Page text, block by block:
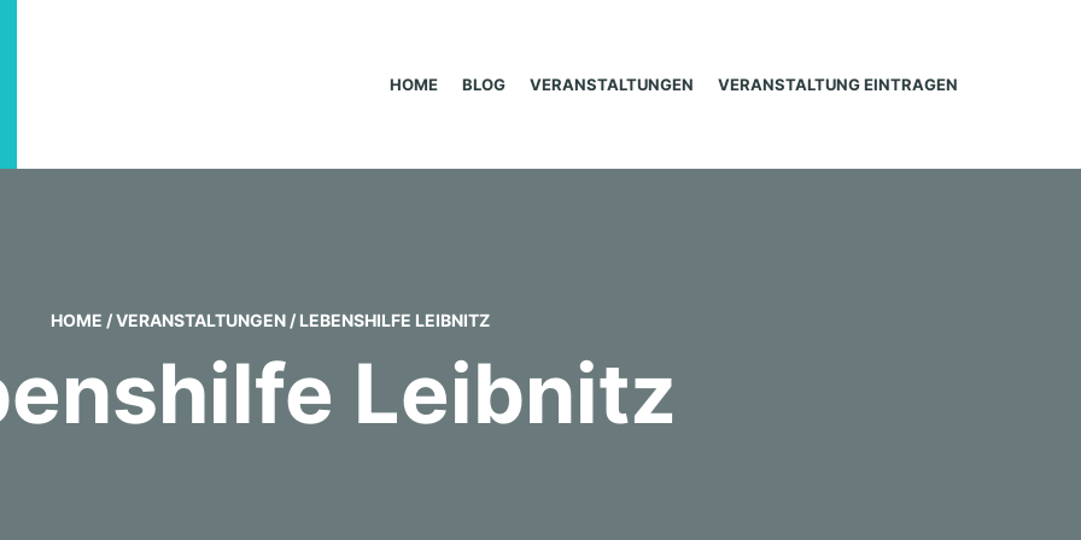
HOME BLOG VERANSTALTUNGEN VERANSTALTUNG EINTRAGEN
HOME /VERANSTALTUNGEN / LEBENSHILFE LEIBNITZ
Leibnitz